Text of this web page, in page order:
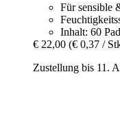
Für sensible
Inhalt: 60
€ 22,00 (€ 0,37 /
Zustellung bis 11.